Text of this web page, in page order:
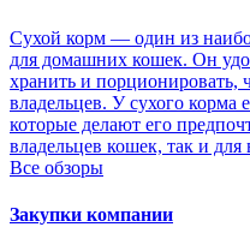
Сухой корм — один из
для домашних кошек. Он
хранить и порционировать,
владельцев. У сухого корма
которые делают его
владельцев кошек, так и для
Все обзоры
Закупки компании